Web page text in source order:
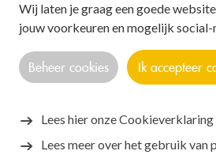
FOLLOW US!
Copyright © 2026
Wij laten je graag een goede
jouw voorkeuren en mogelijk
Beheer cookies Ik accepteer
Lees hier onze Cookieverklaring
Lees meer over het gebruik van